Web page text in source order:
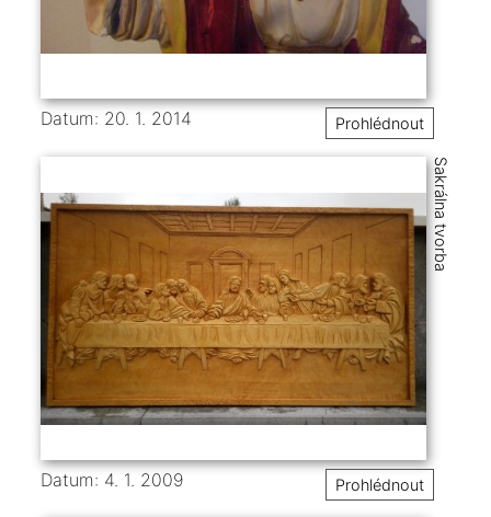
Datum: 20. 1. 2014 Prohlédnout
Sakrálna tvorba
Datum: 4. 1. 2009 Prohlédnout